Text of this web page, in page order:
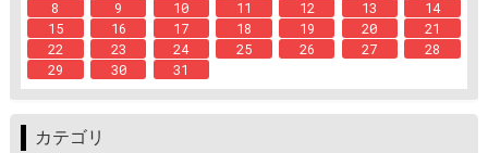
8
9 10 11 12 13
14
15
16 17 18 19 20
21
22
23 24 25 26 27
28
29
30 31
カテゴリ